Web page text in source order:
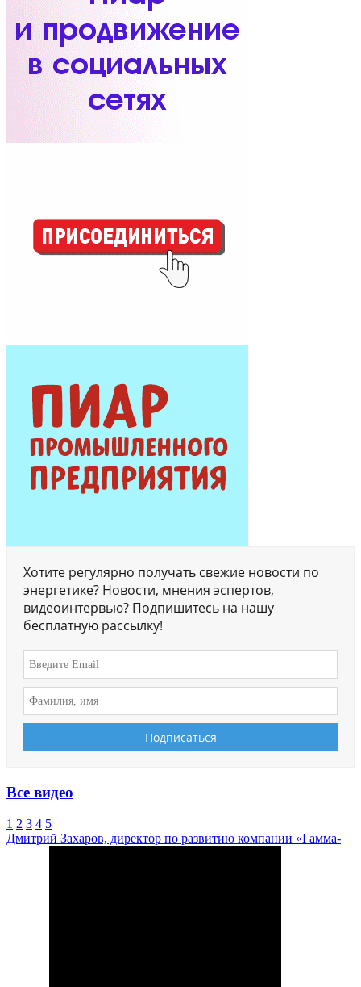
Хотите регулярно получать свежие новости по
энергетике? Новости, мнения эспертов,
видеоинтервью? Подпишитесь на нашу
бесплатную рассылку!
Все видео
1 2 3 4 5
Дмитрий Захаров, директор по развитию компании «Гамма-